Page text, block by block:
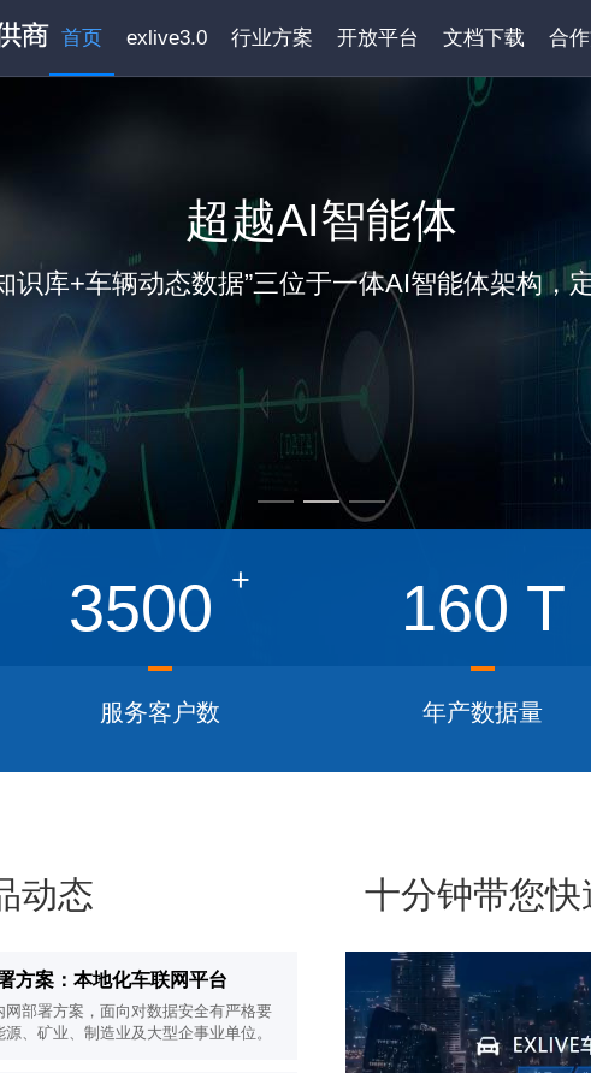
首页 exlive3.0 行业方案 开放平台 文档下载 合
超越AI智能体
识库+车辆动态数据”三位于一体AI智能体架构，
3500 +
服务客户数
160 T
年产数据量
动态
方案：本地化车联网平台
部署方案，面向对数据安全有严格要
、矿业、制造业及大型企事业单位。
十分钟带您